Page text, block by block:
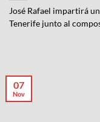
José Rafael impartirá
Tenerife junto al
07
Nov